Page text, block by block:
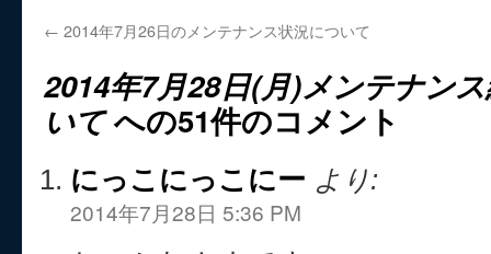
← 2014年7月26日のメンテナンス状況について
2014年7月28日(月)メンテナン
いてへの51件のコメント
にっこにっこにー より:
2014年7月28日 5:36 PM